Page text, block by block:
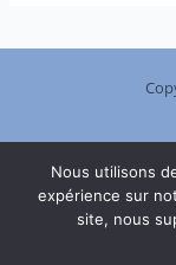
Nous utilisons
expérience sur
site, nous